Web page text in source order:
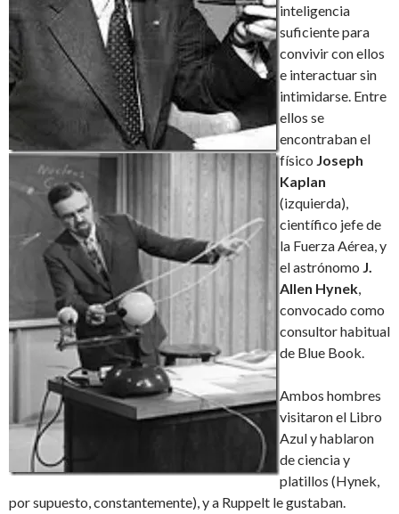
inteligencia
suficiente para
convivir con ellos
e interactuar sin
intimidarse. Entre
ellos se
encontraban el
físico Joseph
Kaplan
(izquierda),
científico jefe de
la Fuerza Aérea, y
el astrónomo J.
Allen Hynek,
convocado como
consultor habitual
de Blue Book.
Ambos hombres
visitaron el Libro
Azul y hablaron
de ciencia y
platillos (Hynek,
por supuesto, constantemente), y a Ruppelt le gustaban.